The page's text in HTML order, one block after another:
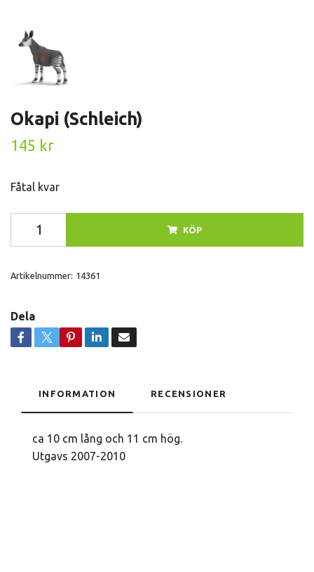
Okapi (Schleich)
145 kr
Fåtal kvar
KÖP
Artikelnummer: 14361
Dela
INFORMATION RECENSIONER
ca 10 cm lång och 11 cm hög.
Utgavs 2007-2010